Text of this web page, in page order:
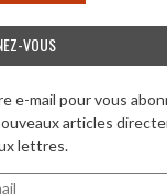
VOUS
e-mail pour vous
articles
lettres.